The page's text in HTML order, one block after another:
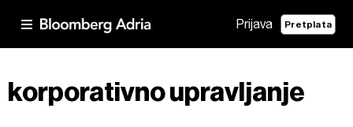
Prijava Pretplata
korporativno upravljanje